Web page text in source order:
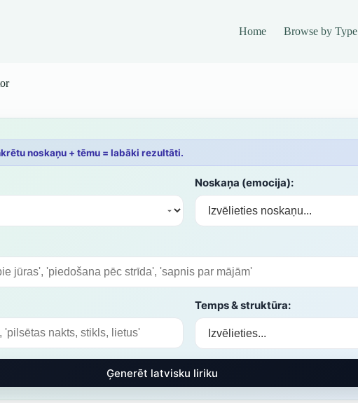
Home Browse by Type
noskaņu + tēmu = labāki rezultāti.
Noskaņa (emocija):
Temps & struktūra:
Ģenerēt latvisku liriku